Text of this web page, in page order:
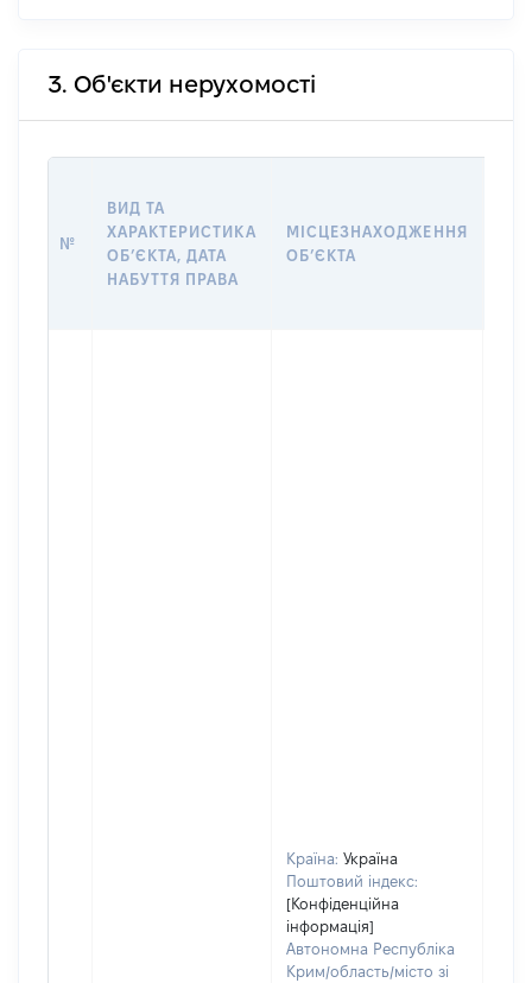
3. Об'єкти нерухомості
№
ВИД ТА
ХАРАКТЕРИСТИКА
ОБʼЄКТА, ДАТА
НАБУТТЯ ПРАВА
МІСЦЕЗНАХОДЖЕННЯ
ОБʼЄКТА
Країна: Україна
Поштовий індекс:
[Конфіденційна
інформація]
Автономна Республіка
Крим/область/місто зі